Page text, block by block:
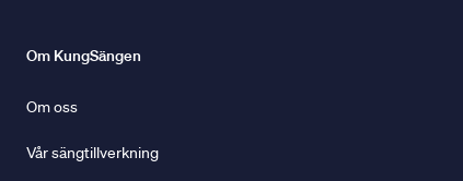
Om KungSängen
Om oss
Vår sängtillverkning